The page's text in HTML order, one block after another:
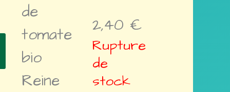
de
tomate
bio
Reine
2,40 €
Rupture
de
stock